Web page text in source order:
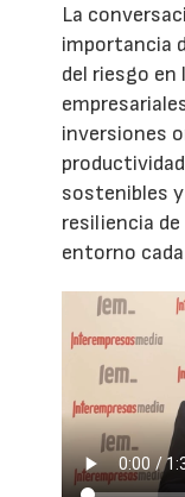
La
importancia
del riesgo en
inversiones
sostenibles
resiliencia
entorno